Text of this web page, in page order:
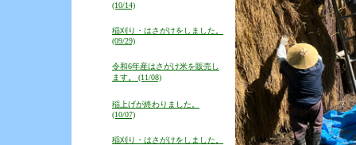
(10/14)
稲刈り・はさがけをしました。
(09/29)
令和6年産はさがけ米を販売し
ます。 (11/08)
稲上げが終わりました。
(10/07)
稲刈り・はさがけをしました。